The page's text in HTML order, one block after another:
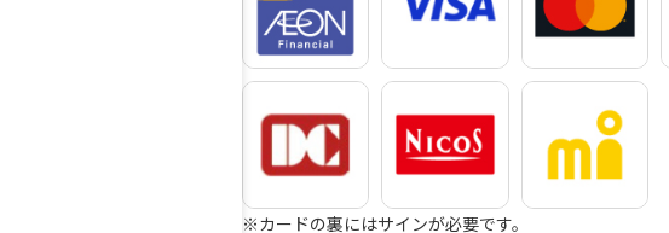
※カードの裏にはサインが必要です。